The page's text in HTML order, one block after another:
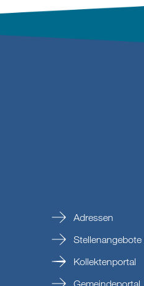
Adressen
Stellenangebote
Kollektenportal
Gemeindeportal